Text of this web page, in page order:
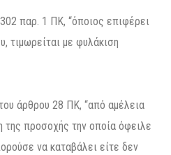
παρ. 1 ΠΚ, “όποιος επιφέρει
τιμωρείται με φυλάκιση
άρθρου 28 ΠΚ, “από αμέλεια
της προσοχής την οποία όφειλε
να καταβάλει είτε δεν